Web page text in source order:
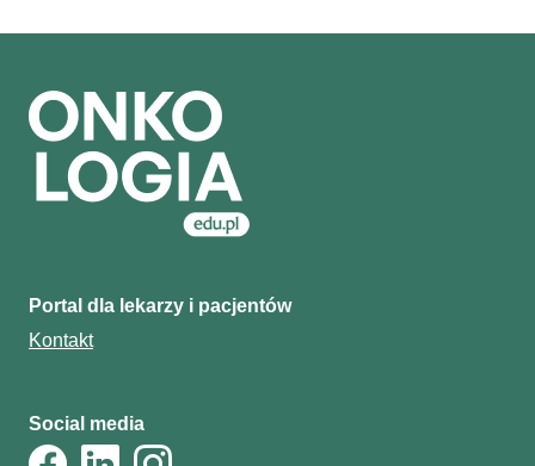
Portal dla lekarzy i pacjentów
Kontakt
Social media